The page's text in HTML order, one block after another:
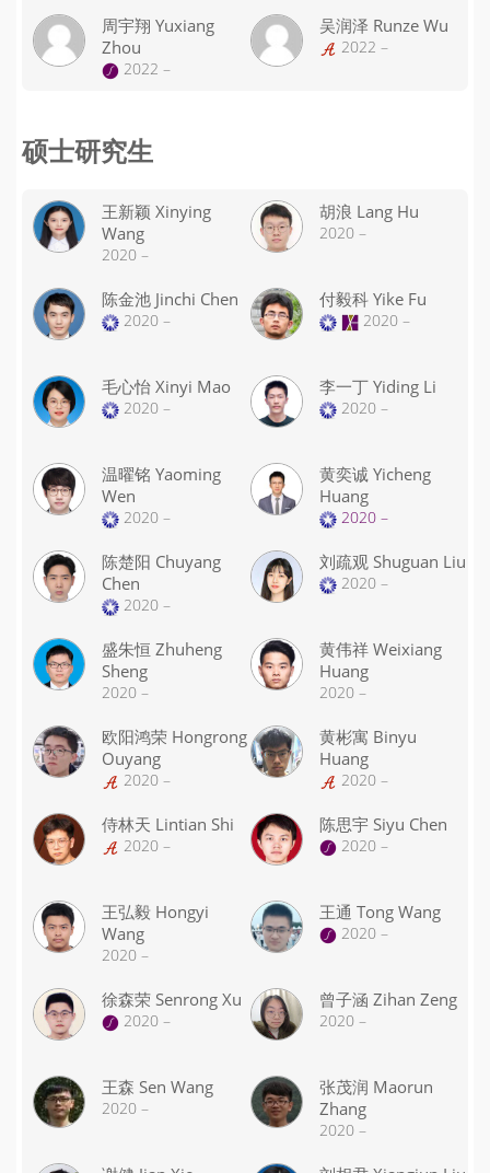
周宇翔 Yuxiang
Zhou
2022 –
吴润泽 Runze Wu
2022 –
硕士研究生
王新颖 Xinying
Wang
2020 –
胡浪 Lang Hu
2020 –
陈金池 Jinchi Chen
2020 –
付毅科 Yike Fu
2020 –
毛心怡 Xinyi Mao
2020 –
李一丁 Yiding Li
2020 –
温曜铭 Yaoming
Wen
2020 –
黄奕诚 Yicheng
Huang
2020 –
陈楚阳 Chuyang
Chen
2020 –
刘疏观 Shuguan Liu
2020 –
盛朱恒 Zhuheng
Sheng
2020 –
黄伟祥 Weixiang
Huang
2020 –
欧阳鸿荣 Hongrong
Ouyang
2020 –
黄彬寓 Binyu
Huang
2020 –
侍林天 Lintian Shi
2020 –
陈思宇 Siyu Chen
2020 –
王弘毅 Hongyi
Wang
2020 –
王通 Tong Wang
2020 –
徐森荣 Senrong Xu
2020 –
曾子涵 Zihan Zeng
2020 –
王森 Sen Wang
2020 –
张茂润 Maorun
Zhang
2020 –